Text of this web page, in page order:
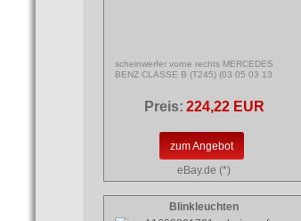
scheinwerfer vorne rechts MERCEDES
BENZ CLASSE B (T245) (03 05 03 13
Preis: 224,22 EUR
zum Angebot
eBay.de (*)
Blinkleuchten